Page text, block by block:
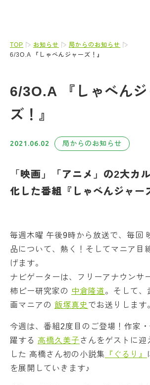
TOP お知らせ
局からのお知らせ
6/3O.A 『しゃべんジャーズ！』
6/3O.A 『しゃべんジ
ズ！』
2021.06.02 局からのお知らせ
「 映画」「アニメ」の2大カ
化した番組『しゃべんジャー
毎週木曜 午後9時から放送で、毎回
品について、熱く！そしてマニア目
げます。
ナビゲーターは、フリーアナウンサ
柿ピー研究家の 中倉隆道。そして、
画マニアの 飯塚真史 でお送りします
今週は、番組2度目のご登場！作家
躍する 高橋久美子さんをゲストに
した 高橋さん初の小説集
『ぐるり』
を展開していきます♪